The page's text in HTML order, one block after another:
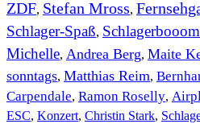
ZDF, Stefan Mross,
Schlager-Spaß, Schlagerbooom
Michelle, Andrea Berg, Maite
sonntags, Matthias Reim,
Carpendale, Ramon Roselly,
ESC, Konzert, Christin Stark,